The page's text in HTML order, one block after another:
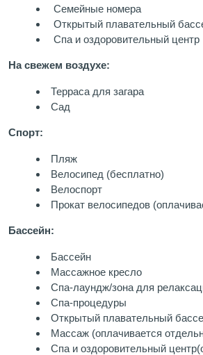
Семейные номера
Открытый плавательный
Спа и оздоровительный центр
На свежем воздухе:
Терраса для загара
Сад
Спорт:
Пляж
Велосипед (бесплатно)
Велоспорт
Прокат велосипедов
Бассейн:
Бассейн
Массажное кресло
Спа-лаундж/зона для
Спа-процедуры
Открытый плавательный
Массаж (оплачивается
Спа и оздоровительный центр